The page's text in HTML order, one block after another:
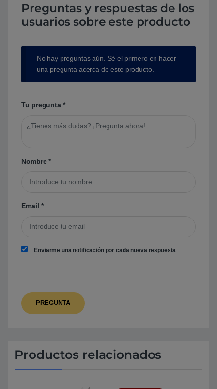
Preguntas y respuestas de los
usuarios sobre este producto
No hay preguntas aún. Sé el primero en hacer
una pregunta acerca de este producto.
Tu pregunta *
Nombre*
Email *
Enviarme una notificación por cada nueva respuesta
Productos relacionados